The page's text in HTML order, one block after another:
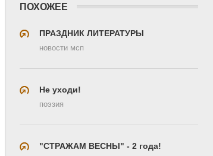
ПОХОЖЕЕ
ПРАЗДНИК ЛИТЕРАТУРЫ
новости мсп
Не уходи!
поэзия
"СТРАЖАМ ВЕСНЫ" - 2 года!